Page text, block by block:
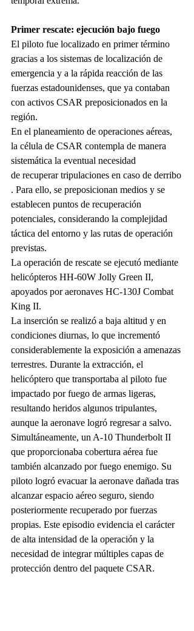
Primer rescate: ejecución bajo fuego
El piloto fue localizado en primer término
gracias a los sistemas de localización de
emergencia y a la rápida reacción de las
fuerzas estadounidenses, que ya contaban
con activos CSAR preposicionados en la
región.
En el planeamiento de operaciones aéreas,
la célula de CSAR contempla de manera
sistemática la eventual necesidad
de recuperar tripulaciones en caso de derribo
. Para ello, se preposicionan medios y se
establecen puntos de recuperación
potenciales, considerando la complejidad
táctica del entorno y las rutas de operación
previstas.
La operación de rescate se ejecutó mediante
helicópteros HH-60W Jolly Green II,
apoyados por aeronaves HC-130J Combat
King II.
La inserción se realizó a baja altitud y en
condiciones diurnas, lo que incrementó
considerablemente la exposición a amenazas
terrestres. Durante la extracción, el
helicóptero que transportaba al piloto fue
impactado por fuego de armas ligeras,
resultando heridos algunos tripulantes,
aunque la aeronave logró regresar a salvo.
Simultáneamente, un A-10 Thunderbolt II
que proporcionaba cobertura aérea fue
también alcanzado por fuego enemigo. Su
piloto logró evacuar la aeronave dañada tras
alcanzar espacio aéreo seguro, siendo
posteriormente recuperado por fuerzas
propias. Este episodio evidencia el carácter
de alta intensidad de la operación y la
necesidad de integrar múltiples capas de
protección dentro del paquete CSAR.